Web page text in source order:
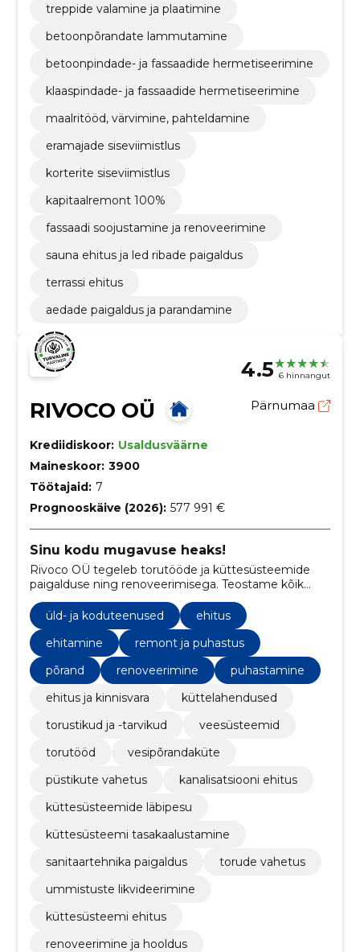
treppide valamine ja plaatimine
betoonpõrandate lammutamine
betoonpindade- ja fassaadide hermetiseerimine
klaaspindade- ja fassaadide hermetiseerimine
maalritööd, värvimine, pahteldamine
eramajade siseviimistlus
korterite siseviimistlus
kapitaalremont 100%
fassaadi soojustamine ja renoveerimine
sauna ehitus ja led ribade paigaldus
terrassi ehitus
aedade paigaldus ja parandamine
4.5 6 hinnangut
RIVOCO OÜ Pärnumaa
Krediidiskoor: Usaldusväärne
Maineskoor: 3900
Töötajaid: 7
Prognooskäive (2026): 577 991 €
Sinu kodu mugavuse heaks!
Rivoco OÜ tegeleb torutööde ja küttesüsteemide
paigalduse ning renoveerimisega. Teostame kõik
üld- ja koduteenused
ehitus
ehitamine
remont ja puhastus
põrand
renoveerimine
puhastamine
ehitus ja kinnisvara
küttelahendused
torustikud ja -tarvikud
veesüsteemid
torutööd
vesipõrandaküte
püstikute vahetus
kanalisatsiooni ehitus
küttesüsteemide läbipesu
küttesüsteemi tasakaalustamine
sanitaartehnika paigaldus
torude vahetus
ummistuste likvideerimine
küttesüsteemi ehitus
renoveerimine ja hooldus